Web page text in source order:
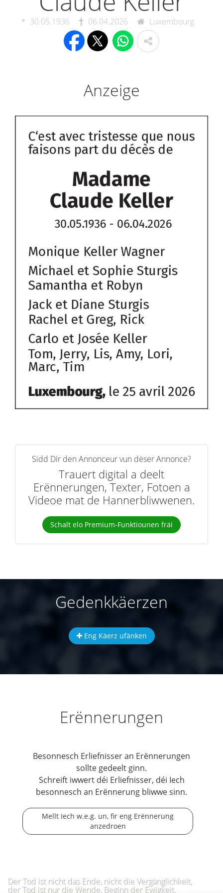
30.05.1936 06.04.2026 Luxembourg
Anzeige
Sidd Dir den Annonceur vun dëser Annonce?
Trauert digital a deelt
Erënnerungen, Texter, Fotoen a
Videoe mat de Hannerbliwwenen.
Schalt elo Premium-Funktiounen fräi
Gedenkkäerzen
Eng Käerz ufänken
Erënnerungen
Besonnesch Erliefnisser an Erënnerungen
sollte gedeelt ginn.
Schreift iwwert déi Erliefnisser, déi Iech
besonnesch an Erënnerung bliwwe sinn.
Mellt Iech w.e.g. un, fir eng Erënnerung
anzedroen
Der Tod ist nicht das Ende, nicht die Vergänglichkeit,
der Tod ist nur die Wende, Beginn der Ewigkeit.